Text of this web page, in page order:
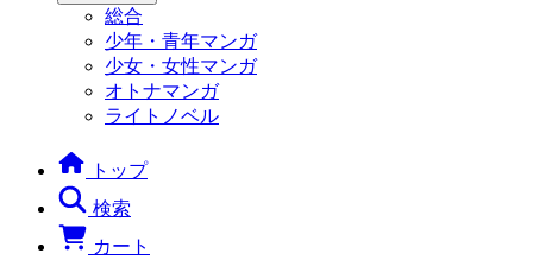
総合
少年・青年マンガ
少女・女性マンガ
オトナマンガ
ライトノベル
トップ
検索
カート